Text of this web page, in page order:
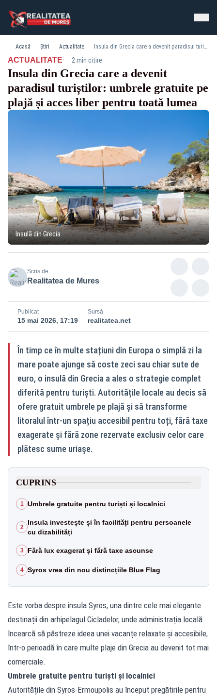
Acasă Știri Actualitate Insula din Grecia care a devenit paradisul turiștilor: umbrele gratuite pe plajă și acces liber pentru toată lumea
ACTUALITATE· 2 min citire
Insula din Grecia care a devenit
paradisul turiștilor: umbrele gratuite pe
plajă și acces liber pentru toată lumea
Insulă din Grecia
Scris de
Realitatea de Mures
Publicat
15 mai 2026, 17:19
Sursă
realitatea.net
În timp ce în multe stațiuni din Europa o simplă zi la
mare poate ajunge să coste zeci sau chiar sute de
euro, o insulă din Grecia a ales o strategie complet
diferită pentru turiști. Autoritățile locale au decis să
ofere gratuit umbrele pe plajă și să transforme
litoralul într-un spațiu accesibil pentru toți, fără taxe
exagerate și fără zone rezervate exclusiv celor care
plătesc sume uriașe.
CUPRINS
1 Umbrele gratuite pentru turiști și localnici
2
Insula investește și în facilități pentru persoanele
cu dizabilități
3 Fără lux exagerat și fără taxe ascunse
4 Syros vrea din nou distincțiile Blue Flag
Este vorba despre insula Syros, una dintre cele mai elegante
destinații din arhipelagul Cicladelor, unde administrația locală
încearcă să păstreze ideea unei vacanțe relaxate și accesibile,
într-o perioadă în care multe plaje din Grecia au devenit tot mai
comerciale.
Umbrele gratuite pentru turiști și localnici
Autoritățile din Syros-Ermoupolis au început pregătirile pentru